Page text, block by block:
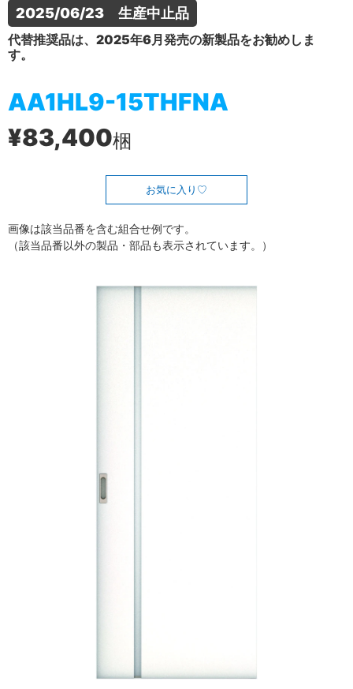
2025/06/23　生産中止品
代替推奨品は、2025年6月発売の新製品をお勧めしま
す。
AA1HL9-15THFNA
¥83,400梱
お気に入り
画像は該当品番を含む組合せ例です。
（該当品番以外の製品・部品も表示されています。）